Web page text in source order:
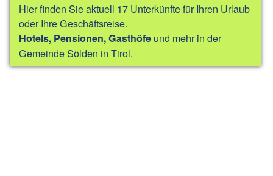
Hier finden Sie aktuell 17 Unterkünfte für Ihren Urlaub
oder Ihre Geschäftsreise.
Hotels, Pensionen, Gasthöfe und mehr in der
Gemeinde Sölden in Tirol.